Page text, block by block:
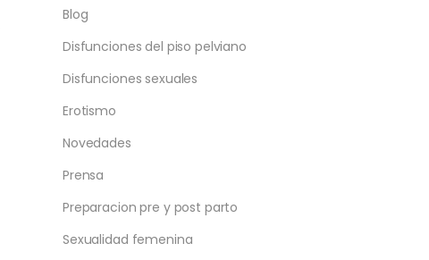
Blog
Disfunciones del piso pelviano
Disfunciones sexuales
Erotismo
Novedades
Prensa
Preparacion pre y post parto
Sexualidad femenina